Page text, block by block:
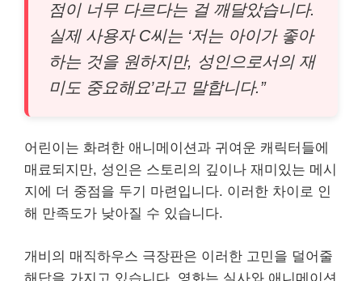
점이 너무 다르다는 걸 깨달았습니다.
실제 사용자 C씨는 ‘저는 아이가 좋아
하는 것을 원하지만, 성인으로서의 재
미도 중요해요’라고 말합니다.”
어린이는 화려한 애니메이션과 귀여운 캐릭터들에
매료되지만, 성인은 스토리의 깊이나 재미있는 메시
지에 더 중점을 두기 마련입니다. 이러한 차이로 인
해 만족도가 낮아질 수 있습니다.
개비의 매직하우스 극장판은 이러한 고민을 덜어줄
해답을 가지고 있습니다. 영화는 실사와 애니메이션